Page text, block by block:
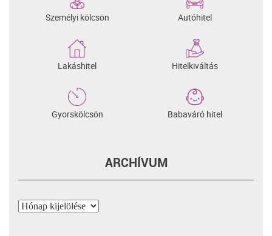
Személyi kölcsön Autóhitel
Lakáshitel Hitelkiváltás
Gyorskölcsön Babaváró hitel
ARCHÍVUM
Archívum